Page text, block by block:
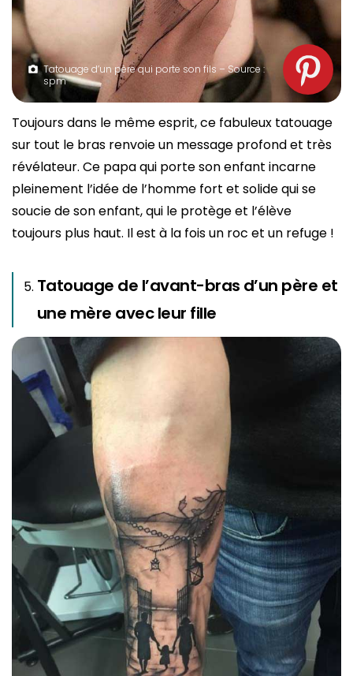
Tatouage d’un père qui porte son fils – Source :
spm
Toujours dans le même esprit, ce fabuleux tatouage
sur tout le bras renvoie un message profond et très
révélateur. Ce papa qui porte son enfant incarne
pleinement l’idée de l’homme fort et solide qui se
soucie de son enfant, qui le protège et l’élève
toujours plus haut. Il est à la fois un roc et un refuge !
Tatouage de l’avant-bras d’un père et
une mère avec leur fille